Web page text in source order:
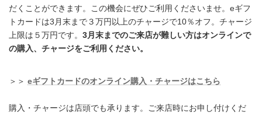
だくことができます。この機会にぜひご利用くださいませ。eギフ
トカードは3月末まで３万円以上のチャージで10％オフ。チャージ
上限は５万円です。 3月末までのご来店が難しい方はオンラインで
の購入、チャージをご利用ください。
＞＞ eギフトカードのオンライン購入・チャージはこちら
購入・チャージは店頭でも承ります。ご来店時にお申し付けくだ